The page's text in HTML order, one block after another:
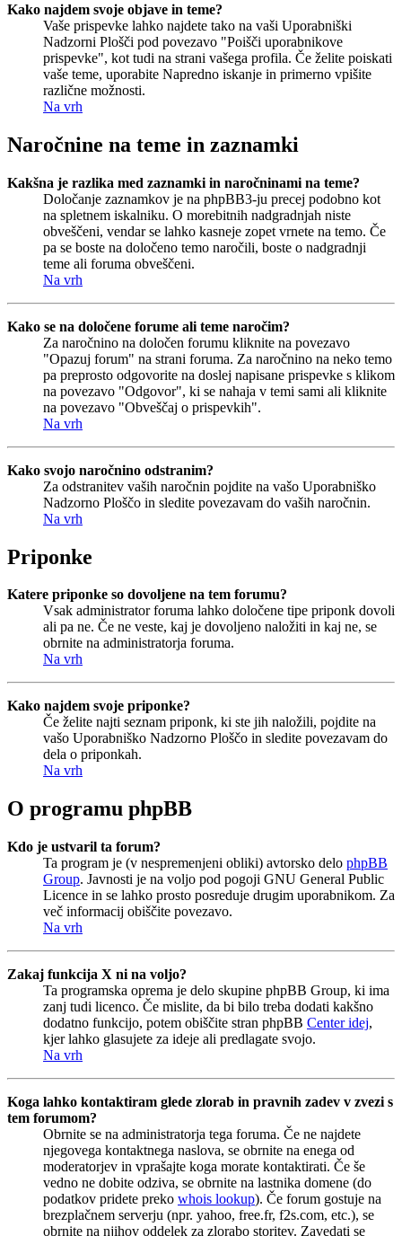
Kako najdem svoje objave in teme?
Vaše prispevke lahko najdete tako na vaši Uporabniški
Nadzorni Plošči pod povezavo "Poišči uporabnikove
prispevke", kot tudi na strani vašega profila. Če želite poiskati
vaše teme, uporabite Napredno iskanje in primerno vpišite
različne možnosti.
Na vrh
Naročnine na teme in zaznamki
Kakšna je razlika med zaznamki in naročninami na teme?
Določanje zaznamkov je na phpBB3-ju precej podobno kot
na spletnem iskalniku. O morebitnih nadgradnjah niste
obveščeni, vendar se lahko kasneje zopet vrnete na temo. Če
pa se boste na določeno temo naročili, boste o nadgradnji
teme ali foruma obveščeni.
Na vrh
Kako se na določene forume ali teme naročim?
Za naročnino na določen forumu kliknite na povezavo
"Opazuj forum" na strani foruma. Za naročnino na neko temo
pa preprosto odgovorite na doslej napisane prispevke s klikom
na povezavo "Odgovor", ki se nahaja v temi sami ali kliknite
na povezavo "Obveščaj o prispevkih".
Na vrh
Kako svojo naročnino odstranim?
Za odstranitev vaših naročnin pojdite na vašo Uporabniško
Nadzorno Ploščo in sledite povezavam do vaših naročnin.
Na vrh
Priponke
Katere priponke so dovoljene na tem forumu?
Vsak administrator foruma lahko določene tipe priponk dovoli
ali pa ne. Če ne veste, kaj je dovoljeno naložiti in kaj ne, se
obrnite na administratorja foruma.
Na vrh
Kako najdem svoje priponke?
Če želite najti seznam priponk, ki ste jih naložili, pojdite na
vašo Uporabniško Nadzorno Ploščo in sledite povezavam do
dela o priponkah.
Na vrh
O programu phpBB
Kdo je ustvaril ta forum?
Ta program je (v nespremenjeni obliki) avtorsko delo phpBB
Group. Javnosti je na voljo pod pogoji GNU General Public
Licence in se lahko prosto posreduje drugim uporabnikom. Za
več informacij obiščite povezavo.
Na vrh
Zakaj funkcija X ni na voljo?
Ta programska oprema je delo skupine phpBB Group, ki ima
zanj tudi licenco. Če mislite, da bi bilo treba dodati kakšno
dodatno funkcijo, potem obiščite stran phpBB Center idej,
kjer lahko glasujete za ideje ali predlagate svojo.
Na vrh
Koga lahko kontaktiram glede zlorab in pravnih zadev v zvezi s
tem forumom?
Obrnite se na administratorja tega foruma. Če ne najdete
njegovega kontaktnega naslova, se obrnite na enega od
moderatorjev in vprašajte koga morate kontaktirati. Če še
vedno ne dobite odziva, se obrnite na lastnika domene (do
podatkov pridete preko whois lookup). Če forum gostuje na
brezplačnem serverju (npr. yahoo, free.fr, f2s.com, etc.), se
obrnite na njihov oddelek za zlorabo storitev. Zavedati se